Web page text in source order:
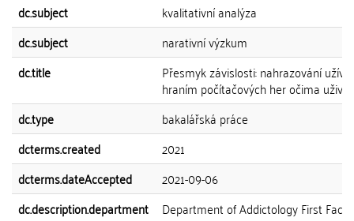
dc.subject
kvalitativní analýza
dc.subject
narativní výzkum
dc.title
Přesmyk závislosti: nahrazování
hraním počítačových her očima
dc.type
bakalářská práce
dcterms.created
2021
dcterms.dateAccepted
2021-09-06
dc.description.department
Department of Addictology First